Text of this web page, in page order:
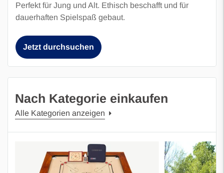
Perfekt für Jung und Alt. Ethisch beschafft und für
dauerhaften Spielspaß gebaut.
Jetzt durchsuchen
Nach Kategorie einkaufen
Alle Kategorien anzeigen